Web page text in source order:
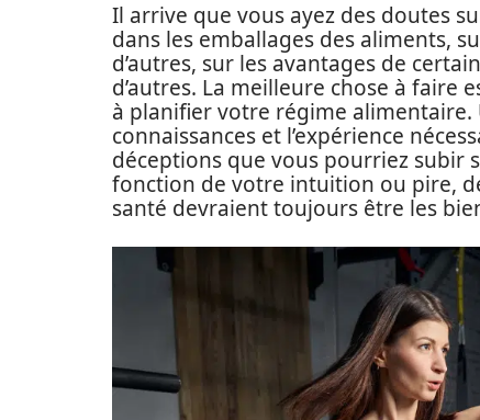
Il arrive que vous ayez des doutes
dans les emballages des aliments,
d’autres, sur les avantages de
d’autres. La meilleure chose à
à planifier votre régime
connaissances et l’expérience
déceptions que vous pourriez subir
fonction de votre intuition ou pire,
santé devraient toujours être les